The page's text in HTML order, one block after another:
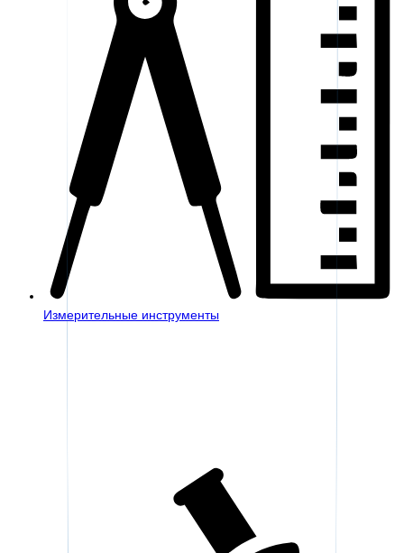
Измерительные инструменты